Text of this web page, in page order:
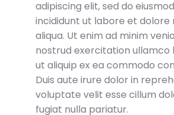
adipiscing elit, sed do
incididunt ut labore et dolore
aliqua. Ut enim ad minim
nostrud exercitation ullamco
ut aliquip ex ea commodo
Duis aute irure dolor in
voluptate velit esse cillum
fugiat nulla pariatur.